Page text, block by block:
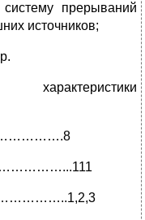
систему прерываний
источников;
………………...111